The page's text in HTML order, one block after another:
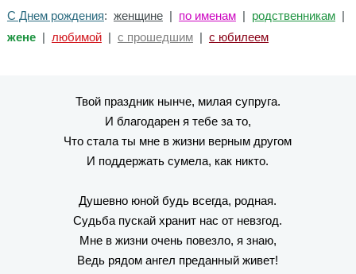
С Днем рождения: женщине| по именам| родственникам|
жене| любимой| с прошедшим| с юбилеем
Твой праздник нынче, милая супруга.
И благодарен я тебе за то,
Что стала ты мне в жизни верным другом
И поддержать сумела, как никто.
Душевно юной будь всегда, родная.
Судьба пускай хранит нас от невзгод.
Мне в жизни очень повезло, я знаю,
Ведь рядом ангел преданный живет!